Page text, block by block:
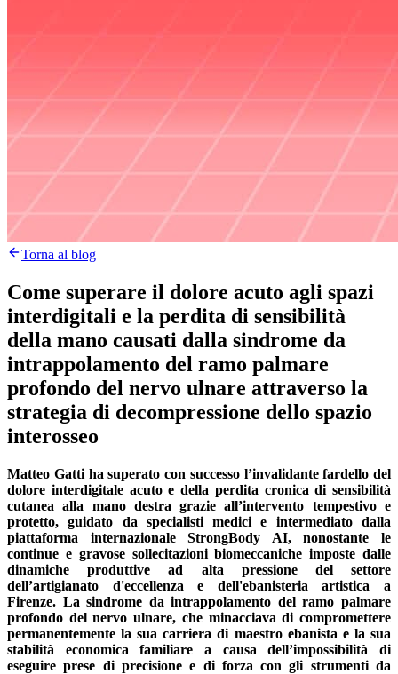
Torna al blog
Come superare il dolore acuto agli spazi
interdigitali e la perdita di sensibilità
della mano causati dalla sindrome da
intrappolamento del ramo palmare
profondo del nervo ulnare attraverso la
strategia di decompressione dello spazio
interosseo
Matteo Gatti ha superato con successo l’invalidante fardello del
dolore interdigitale acuto e della perdita cronica di sensibilità
cutanea alla mano destra grazie all’intervento tempestivo e
protetto, guidato da specialisti medici e intermediato dalla
piattaforma internazionale StrongBody AI, nonostante le
continue e gravose sollecitazioni biomeccaniche imposte dalle
dinamiche produttive ad alta pressione del settore
dell’artigianato d'eccellenza e dell'ebanisteria artistica a
Firenze. La sindrome da intrappolamento del ramo palmare
profondo del nervo ulnare, che minacciava di compromettere
permanentemente la sua carriera di maestro ebanista e la sua
stabilità economica familiare a causa dell’impossibilità di
eseguire prese di precisione e di forza con gli strumenti da